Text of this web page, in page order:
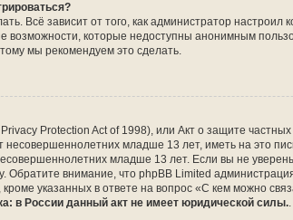
Всё зависит от того, как администратор
возможности, которые недоступны анонимным
мы рекомендуем это сделать.
Protection Act of 1998), или Акт о защите
младше 13 лет, иметь на это
младше 13 лет. Если вы не
Обратите внимание, что phpBB Limited
указанных в ответе на вопрос «С кем можно
в России данный акт не имеет юридической силы..